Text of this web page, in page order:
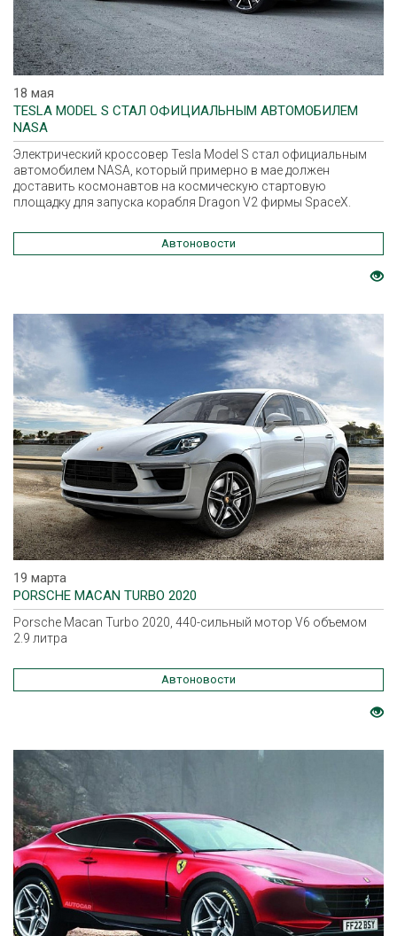
18 мая
TESLA MODEL S СТАЛ ОФИЦИАЛЬНЫМ АВТОМОБИЛЕМ
NASA
Электрический кроссовер Tesla Model S стал официальным
автомобилем NASA, который примерно в мае должен
доставить космонавтов на космическую стартовую
площадку для запуска корабля Dragon V2 фирмы SpaceX.
Автоновости
19 марта
PORSCHE MACAN TURBO 2020
Porsche Macan Turbo 2020, 440-сильный мотор V6 объемом
2.9 литра
Автоновости